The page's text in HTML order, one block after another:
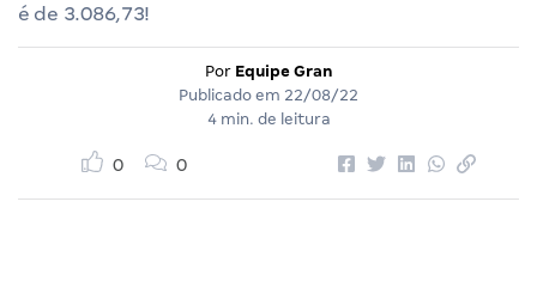
é de 3.086,73!
Por Equipe Gran
Publicado em 22/08/22
4 min. de leitura
0 0